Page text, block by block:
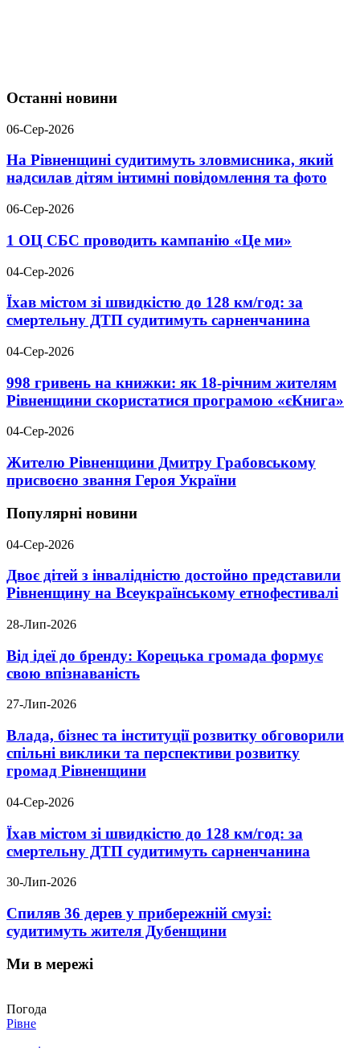
Останні новини
06-Сер-2026
На Рівненщині судитимуть зловмисника, який
надсилав дітям інтимні повідомлення та фото
06-Сер-2026
1 ОЦ СБС проводить кампанію «Це ми»
04-Сер-2026
Їхав містом зі швидкістю до 128 км/год: за
смертельну ДТП судитимуть сарненчанина
04-Сер-2026
998 гривень на книжки: як 18-річним жителям
Рівненщини скористатися програмою «єКнига»
04-Сер-2026
Жителю Рівненщини Дмитру Грабовському
присвоєно звання Героя України
Популярні новини
04-Сер-2026
Двоє дітей з інвалідністю достойно представили
Рівненщину на Всеукраїнському етнофестивалі
28-Лип-2026
Від ідеї до бренду: Корецька громада формує
свою впізнаваність
27-Лип-2026
Влада, бізнес та інституції розвитку обговорили
спільні виклики та перспективи розвитку
громад Рівненщини
04-Сер-2026
Їхав містом зі швидкістю до 128 км/год: за
смертельну ДТП судитимуть сарненчанина
30-Лип-2026
Спиляв 36 дерев у прибережній смузі:
судитимуть жителя Дубенщини
Ми в мережі
Погода
Рівне